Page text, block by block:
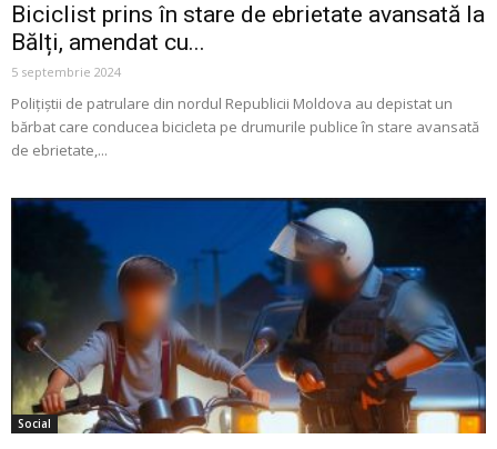
Biciclist prins în stare de ebrietate avansată la
Bălți, amendat cu...
5 septembrie 2024
Polițiștii de patrulare din nordul Republicii Moldova au depistat un
bărbat care conducea bicicleta pe drumurile publice în stare avansată
de ebrietate,...
Social